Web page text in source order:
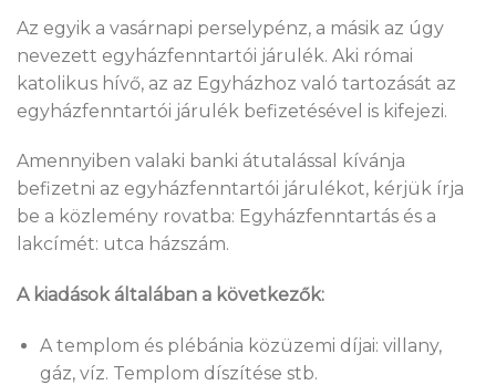
Az egyik a vasárnapi perselypénz, a másik az úgy
nevezett egyházfenntartói járulék. Aki római
katolikus hívő, az az Egyházhoz való tartozását az
egyházfenntartói járulék befizetésével is kifejezi.
Amennyiben valaki banki átutalással kívánja
befizetni az egyházfenntartói járulékot, kérjük írja
be a közlemény rovatba: Egyházfenntartás és a
lakcímét: utca házszám.
A kiadások általában a következők:
A templom és plébánia közüzemi díjai: villany,
gáz, víz. Templom díszítése stb.